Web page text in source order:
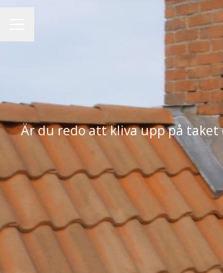
Är du redo att kliva upp på taket